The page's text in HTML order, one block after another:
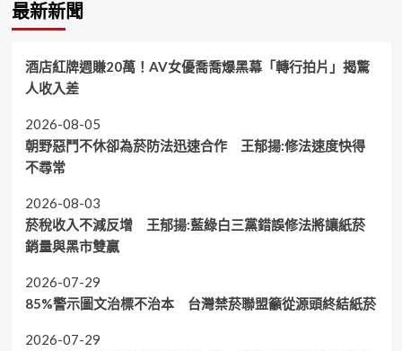
最新新聞
酒店紅牌週賺20萬！AV女優喬喬爆黑幕「轉行拍片」揭驚
人收入差
2026-08-05
朝野惡鬥不休卻為菸防法迅速合作 王郁揚:修法速度快得
不尋常
2026-08-03
菸稅收入不減反增 王郁揚:藍綠白三黨錯誤修法將讓紙菸
銷量與黑市雙贏
2026-07-29
85%警示圖文治標不治本 台灣禁菸聯盟籲從源頭終結紙菸
2026-07-29